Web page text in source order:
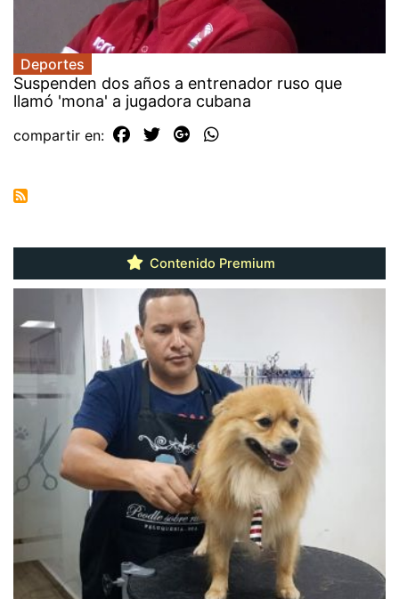
Deportes
Suspenden dos años a entrenador ruso que
llamó 'mona' a jugadora cubana
compartir en:
Contenido Premium